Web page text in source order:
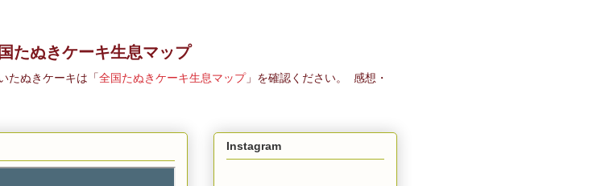
たぬきケーキ生息マップ
たぬきケーキは「 全国たぬきケーキ生息マップ 」を確認ください。 感想・
Instagram